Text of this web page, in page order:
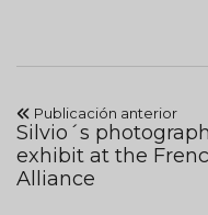
Publicación anterior
Silvio´s
exhibit at the
Alliance